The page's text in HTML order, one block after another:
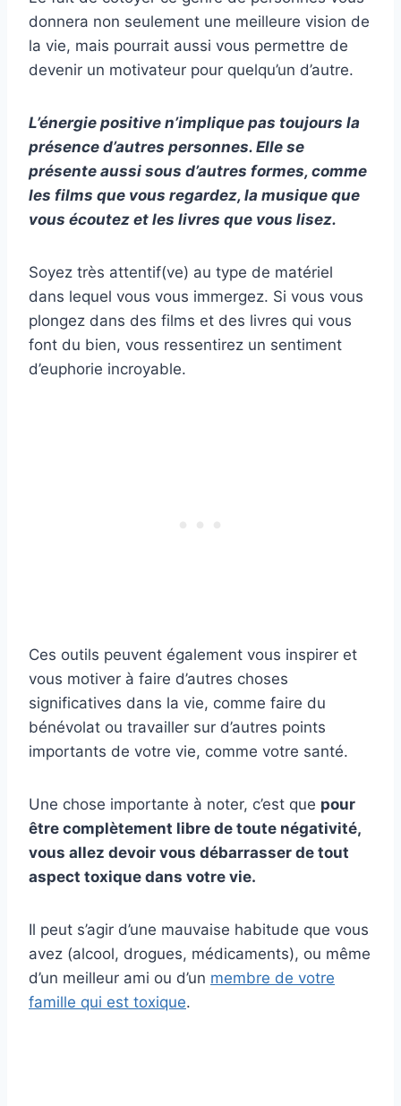
donnera non seulement une meilleure vision de
la vie, mais pourrait aussi vous permettre de
devenir un motivateur pour quelqu’un d’autre.
L’énergie positive n’implique pas toujours la
présence d’autres personnes. Elle se
présente aussi sous d’autres formes, comme
les films que vous regardez, la musique que
vous écoutez et les livres que vous lisez.
Soyez très attentif(ve) au type de matériel
dans lequel vous vous immergez. Si vous vous
plongez dans des films et des livres qui vous
font du bien, vous ressentirez un sentiment
d’euphorie incroyable.
Ces outils peuvent également vous inspirer et
vous motiver à faire d’autres choses
significatives dans la vie, comme faire du
bénévolat ou travailler sur d’autres points
importants de votre vie, comme votre santé.
Une chose importante à noter, c’est que pour
être complètement libre de toute négativité,
vous allez devoir vous débarrasser de tout
aspect toxique dans votre vie.
Il peut s’agir d’une mauvaise habitude que vous
avez (alcool, drogues, médicaments), ou même
d’un meilleur ami ou d’un membre de votre
famille qui est toxique.